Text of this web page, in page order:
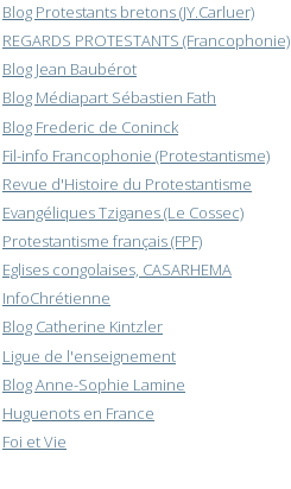
Blog Protestants bretons (JY.Carluer)
REGARDS PROTESTANTS (Francophonie)
Blog Jean Baubérot
Blog Médiapart Sébastien Fath
Blog Frederic de Coninck
Fil-info Francophonie (Protestantisme)
Revue d'Histoire du Protestantisme
Evangéliques Tziganes (Le Cossec)
Protestantisme français (FPF)
Eglises congolaises, CASARHEMA
InfoChrétienne
Blog Catherine Kintzler
Ligue de l'enseignement
Blog Anne-Sophie Lamine
Huguenots en France
Foi et Vie